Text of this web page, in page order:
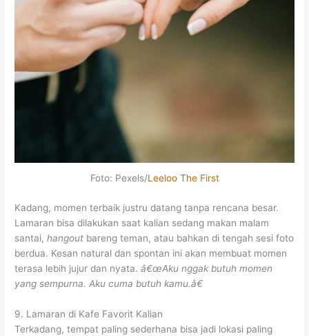
Foto: Pexels/Leeloo The First
Kadang, momen terbaik justru datang tanpa rencana besar.
Lamaran bisa dilakukan saat kalian sedang makan malam
santai,hangout bareng teman, atau bahkan di tengah sesi foto
berdua. Kesan natural dan spontan ini akan membuat momen
terasa lebih jujur dan nyata.â€œAku nggak butuh momen
yang sempurna. Aku cuma butuh kamu.â€
9. Lamaran di Kafe Favorit Kalian
Terkadang, tempat paling sederhana bisa jadi lokasi paling